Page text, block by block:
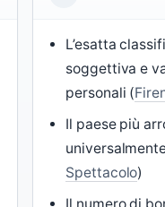
L’esatta
soggettiva e
personali (
Il paese più
Spettacolo)